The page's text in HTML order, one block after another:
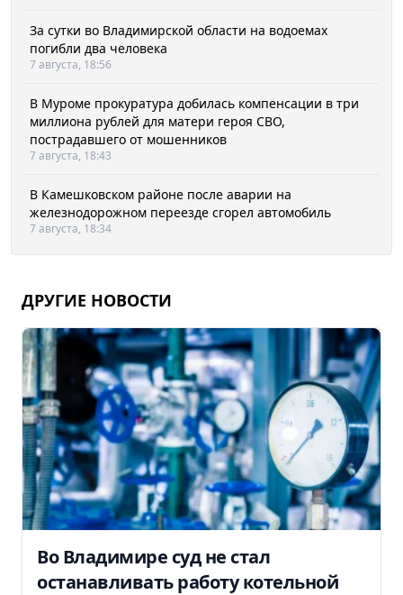
За сутки во Владимирской области на водоемах
погибли два человека
7 августа, 18:56
В Муроме прокуратура добилась компенсации в три
миллиона рублей для матери героя СВО,
пострадавшего от мошенников
7 августа, 18:43
В Камешковском районе после аварии на
железнодорожном переезде сгорел автомобиль
7 августа, 18:34
ДРУГИЕ НОВОСТИ
Во Владимире суд не стал
останавливать работу котельной